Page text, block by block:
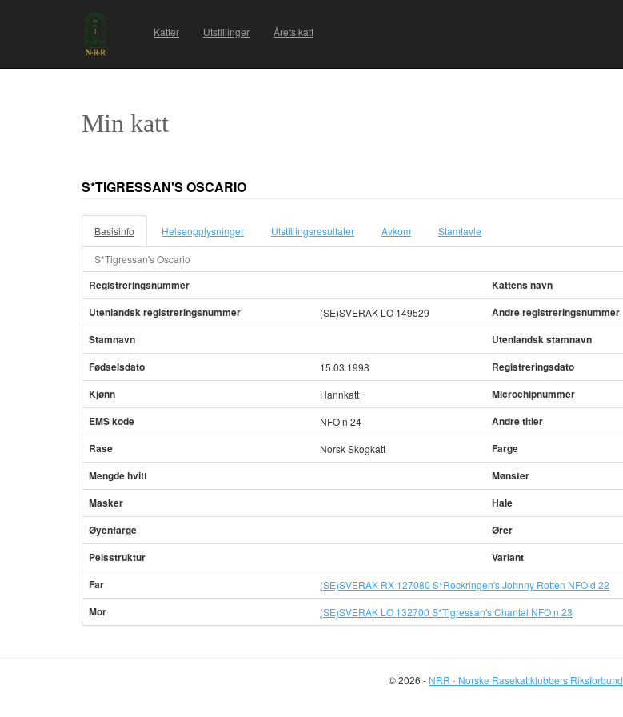
Katter Utstillinger Årets katt
Min katt
S*TIGRESSAN'S OSCARIO
Basisinfo Helseopplysninger Utstillingsresultater Avkom Stamtavle
S*Tigressan's Oscario
Registreringsnummer Kattens navn
Utenlandsk registreringsnummer (SE)SVERAK LO 149529
Andre registreringsnummer
Stamnavn
Utenlandsk stamnavn
Fødselsdato
15.03.1998
Registreringsdato
Kjønn
Hannkatt
Microchipnummer
EMS kode
NFO n 24
Andre titler
Rase
Norsk Skogkatt Farge
Mengde hvitt Mønster
Masker
Hale
Øyenfarge
Ører
Pelsstruktur
Variant
Far (SE)SVERAK RX 127080 S*Rockringen's Johnny Rotten NFO d 22
Mor (SE)SVERAK LO 132700 S*Tigressan's Chantal NFO n 23
© 2026 - NRR - Norske Rasekattklubbers Riksforbund